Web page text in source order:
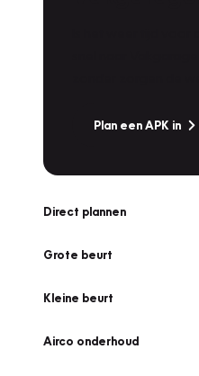
Plan een APK in
Direct plannen
Grote beurt
Kleine beurt
Airco onderhoud